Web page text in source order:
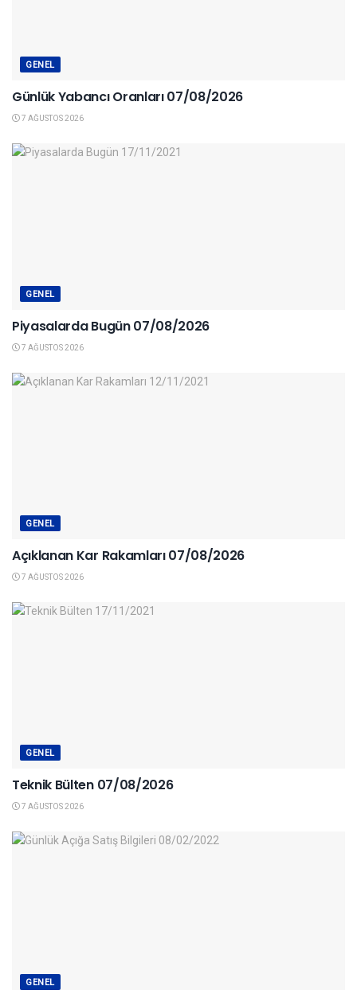
GENEL
Günlük Yabancı Oranları 07/08/2026
7 AĞUSTOS 2026
GENEL
Piyasalarda Bugün 07/08/2026
7 AĞUSTOS 2026
GENEL
Açıklanan Kar Rakamları 07/08/2026
7 AĞUSTOS 2026
GENEL
Teknik Bülten 07/08/2026
7 AĞUSTOS 2026
GENEL